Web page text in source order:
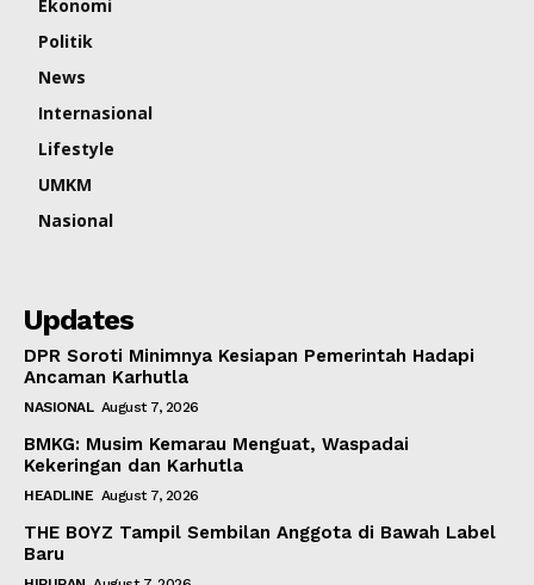
Ekonomi
Politik
News
Internasional
Lifestyle
UMKM
Nasional
Updates
DPR Soroti Minimnya Kesiapan Pemerintah Hadapi
Ancaman Karhutla
NASIONAL August 7, 2026
BMKG: Musim Kemarau Menguat, Waspadai
Kekeringan dan Karhutla
HEADLINE August 7, 2026
THE BOYZ Tampil Sembilan Anggota di Bawah Label
Baru